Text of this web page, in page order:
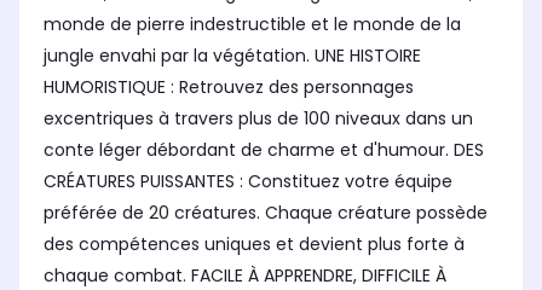
monde de pierre indestructible et le monde de la
jungle envahi par la végétation. UNE HISTOIRE
HUMORISTIQUE : Retrouvez des personnages
excentriques à travers plus de 100 niveaux dans un
conte léger débordant de charme et d'humour. DES
CRÉATURES PUISSANTES : Constituez votre équipe
préférée de 20 créatures. Chaque créature possède
des compétences uniques et devient plus forte à
chaque combat. FACILE À APPRENDRE, DIFFICILE À